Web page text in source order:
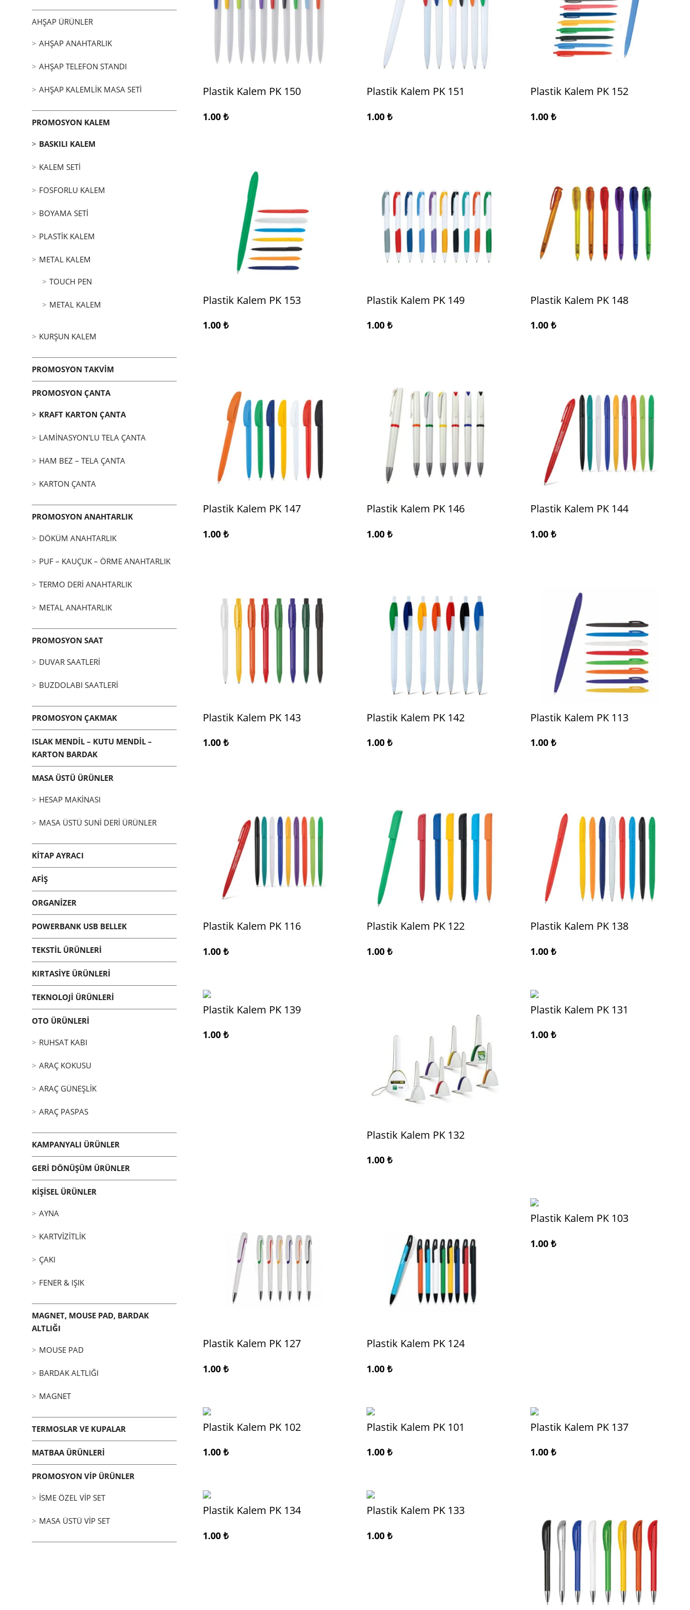
Plastik Kalem PK 150
1.00 ₺
Plastik Kalem PK 151
1.00 ₺
Plastik Kalem PK 152
1.00 ₺
Plastik Kalem PK 153
1.00 ₺
Plastik Kalem PK 149
1.00 ₺
Plastik Kalem PK 148
1.00 ₺
Plastik Kalem PK 147
1.00 ₺
Plastik Kalem PK 146
1.00 ₺
Plastik Kalem PK 144
1.00 ₺
Plastik Kalem PK 143
1.00 ₺
Plastik Kalem PK 142
1.00 ₺
Plastik Kalem PK 113
1.00 ₺
Plastik Kalem PK 116
1.00 ₺
Plastik Kalem PK 122
1.00 ₺
Plastik Kalem PK 138
1.00 ₺
Plastik Kalem PK 139
1.00 ₺
Plastik Kalem PK 132
1.00 ₺
Plastik Kalem PK 131
1.00 ₺
Plastik Kalem PK 127
1.00 ₺
Plastik Kalem PK 124
1.00 ₺
Plastik Kalem PK 103
1.00 ₺
Plastik Kalem PK 102
1.00 ₺
Plastik Kalem PK 101
1.00 ₺
Plastik Kalem PK 137
1.00 ₺
Plastik Kalem PK 134
1.00 ₺
Plastik Kalem PK 133
1.00 ₺
AHŞAP ÜRÜNLER
AHŞAP ANAHTARLIK
AHŞAP TELEFON STANDI
AHŞAP KALEMLIK MASA SETI
PROMOSYON KALEM
BASKILI KALEM
KALEM SETI
FOSFORLU KALEM
BOYAMA SETI
PLASTIK KALEM
METAL KALEM
TOUCH PEN
METAL KALEM
KURŞUN KALEM
PROMOSYON TAKVIM
PROMOSYON ÇANTA
KRAFT KARTON ÇANTA
LAMINASYON'LU TELA ÇANTA
HAM BEZ – TELA ÇANTA
KARTON ÇANTA
PROMOSYON ANAHTARLIK
DÖKÜM ANAHTARLIK
PUF – KAUÇUK – ÖRME ANAHTARLIK
TERMO DERI ANAHTARLIK
METAL ANAHTARLIK
PROMOSYON SAAT
DUVAR SAATLERI
BUZDOLABI SAATLERI
PROMOSYON ÇAKMAK
ISLAK MENDIL – KUTU MENDIL –
KARTON BARDAK
MASA ÜSTÜ ÜRÜNLER
HESAP MAKINASI
MASA ÜSTÜ SUNI DERI ÜRÜNLER
KITAP AYRACI
AFIŞ
ORGANIZER
POWERBANK USB BELLEK
TEKSTIL ÜRÜNLERI
KIRTASIYE ÜRÜNLERI
TEKNOLOJI ÜRÜNLERI
OTO ÜRÜNLERI
RUHSAT KABI
ARAÇ KOKUSU
ARAÇ GÜNEŞLIK
ARAÇ PASPAS
KAMPANYALI ÜRÜNLER
GERI DÖNÜŞÜM ÜRÜNLER
KIŞISEL ÜRÜNLER
AYNA
KARTVIZITLIK
ÇAKI
FENER & IŞIK
MAGNET, MOUSE PAD, BARDAK
ALTLIĞI
MOUSE PAD
BARDAK ALTLIĞI
MAGNET
TERMOSLAR VE KUPALAR
MATBAA ÜRÜNLERI
PROMOSYON VIP ÜRÜNLER
İSME ÖZEL VIP SET
MASA ÜSTÜ VIP SET